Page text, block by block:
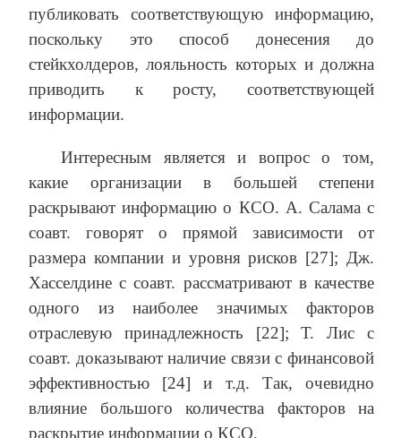
публиковать соответствующую информацию,
поскольку это способ донесения до
стейкхолдеров, лояльность которых и должна
приводить к росту, соответствующей
информации.
Интересным является и вопрос о том,
какие организации в большей степени
раскрывают информацию о КСО. А. Салама с
соавт. говорят о прямой зависимости от
размера компании и уровня рисков [27]; Дж.
Хасселдине с соавт. рассматривают в качестве
одного из наиболее значимых факторов
отраслевую принадлежность [22]; Т. Лис с
соавт. доказывают наличие связи с финансовой
эффективностью [24] и т.д. Так, очевидно
влияние большого количества факторов на
раскрытие информации о КСО.